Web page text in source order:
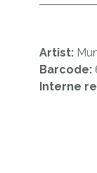
Artist:
Barcode:
Interne